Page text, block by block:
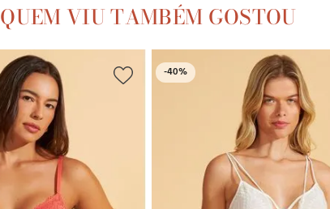
QUEM VIU TAMBÉM GOSTOU
-40%